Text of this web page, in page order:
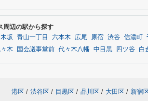
周辺の駅から探す
坂 青山一丁目 六本木 広尾 原宿 渋谷 信濃町
木 国会議事堂前 代々木八幡 中目黒 四ツ谷 白
港区 / 渋谷区 / 目黒区 / 品川区 / 大田区 / 新宿